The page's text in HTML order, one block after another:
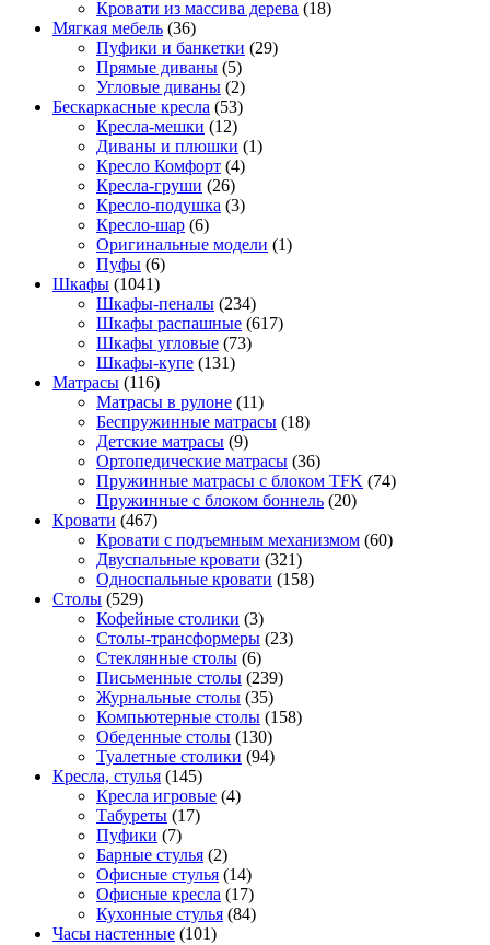
Кровати из массива дерева (18)
Мягкая мебель (36)
Пуфики и банкетки (29)
Прямые диваны (5)
Угловые диваны (2)
Бескаркасные кресла (53)
Кресла-мешки (12)
Диваны и плюшки (1)
Кресло Комфорт (4)
Кресла-груши (26)
Кресло-подушка (3)
Кресло-шар (6)
Оригинальные модели (1)
Пуфы (6)
Шкафы (1041)
Шкафы-пеналы (234)
Шкафы распашные (617)
Шкафы угловые (73)
Шкафы-купе (131)
Матрасы (116)
Матрасы в рулоне (11)
Беспружинные матрасы (18)
Детские матрасы (9)
Ортопедические матрасы (36)
Пружинные матрасы с блоком TFK (74)
Пружинные с блоком боннель (20)
Кровати (467)
Кровати с подъемным механизмом (60)
Двуспальные кровати (321)
Односпальные кровати (158)
Столы (529)
Кофейные столики (3)
Столы-трансформеры (23)
Стеклянные столы (6)
Письменные столы (239)
Журнальные столы (35)
Компьютерные столы (158)
Обеденные столы (130)
Туалетные столики (94)
Кресла, стулья (145)
Кресла игровые (4)
Табуреты (17)
Пуфики (7)
Барные стулья (2)
Офисные стулья (14)
Офисные кресла (17)
Кухонные стулья (84)
Часы настенные (101)